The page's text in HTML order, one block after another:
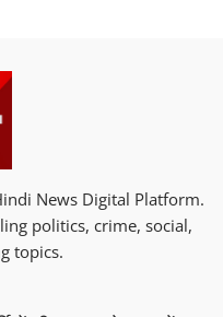
News Digital Platform.
politics, crime, social,
topics.